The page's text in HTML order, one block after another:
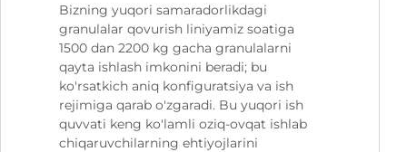
Bizning yuqori samaradorlikdagi
granulalar qovurish liniyamiz soatiga
1500 dan 2200 kg gacha granulalarni
qayta ishlash imkonini beradi; bu
ko'rsatkich aniq konfiguratsiya va ish
rejimiga qarab o'zgaradi. Bu yuqori ish
quvvati keng ko'lamli oziq-ovqat ishlab
chiqaruvchilarning ehtiyojlarini